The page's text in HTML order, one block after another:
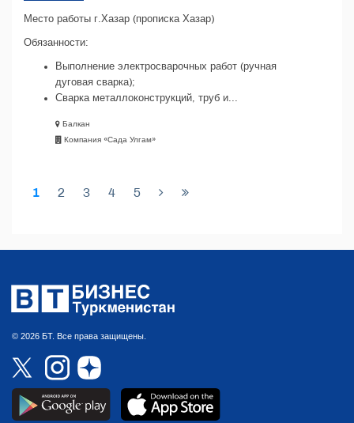
Место работы г.Хазар (прописка Хазар)
Обязанности:
Выполнение электросварочных работ (ручная
дуговая сварка);
Сварка металлоконструкций, труб и...
Балкан
Компания «Сада Улгам»
1 2 3 4 5
© 2026 БТ. Все права защищены.